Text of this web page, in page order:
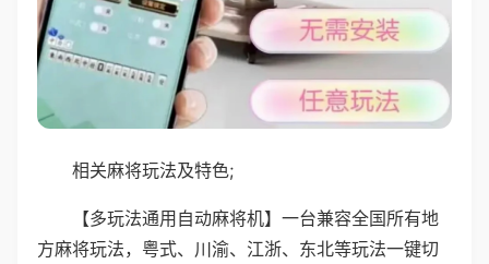
相关麻将玩法及特色;
【多玩法通用自动麻将机】一台兼容全国所有地
方麻将玩法，粤式、川渝、江浙、东北等玩法一键切